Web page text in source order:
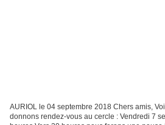
AURIOL le 04 septembre 2018 Chers amis,
donnons rendez-vous au cercle : Vendredi 7